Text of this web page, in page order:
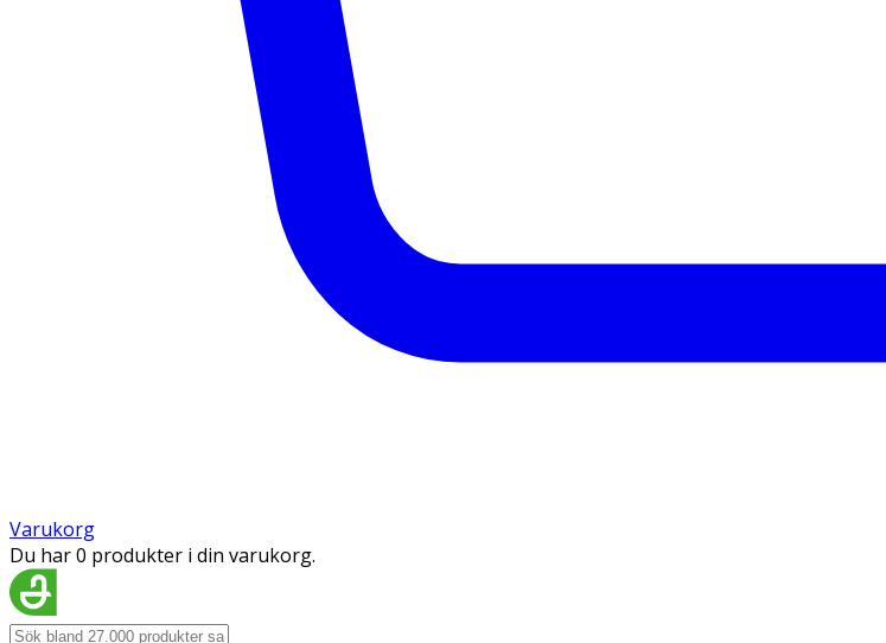
Varukorg
Du har 0 produkter i din varukorg.